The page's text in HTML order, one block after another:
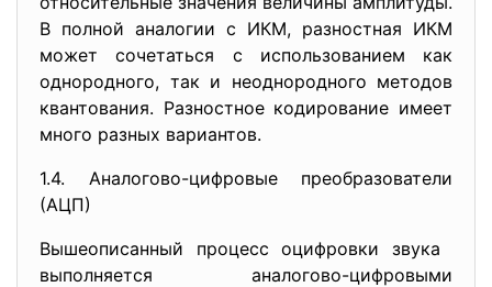
В полной аналогии с ИКМ, разностная ИКМ
может сочетаться с использованием как
однородного, так и неоднородного методов
квантования. Разностное кодирование имеет
много разных вариантов.
1.4. Аналогово-цифровые преобразователи
(АЦП)
Вышеописанный процесс оцифровки звука
выполняется аналогово-цифровыми